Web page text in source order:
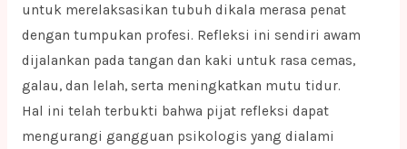
untuk merelaksasikan tubuh dikala merasa penat
dengan tumpukan profesi. Refleksi ini sendiri awam
dijalankan pada tangan dan kaki untuk rasa cemas,
galau, dan lelah, serta meningkatkan mutu tidur.
Hal ini telah terbukti bahwa pijat refleksi dapat
mengurangi gangguan psikologis yang dialami